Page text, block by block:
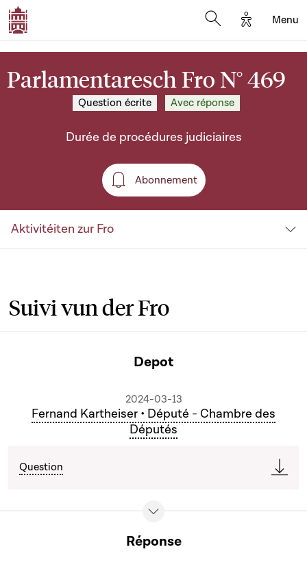
Options
Menu
Parlamentaresch Fro N° 469
Question écrite Avec réponse
Durée de procédures judiciaires
Abonnement
Abonnement
Aktivitéiten zur Fro
Suivi vun der Fro
Depot
2024-03-13
Fernand Kartheiser • Député - Chambre des
Députés
Question
Réponse